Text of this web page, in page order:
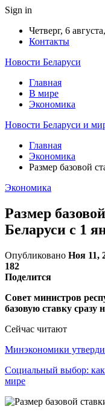
Sign in
Четверг, 6
Контакты
Новости Беларуси
Главная
В мире
Экономика
Новости Беларуси и
Главная
Экономика
Размер базовой
Экономика
Размер
Беларуси с 1
Опубликовано Ноя 11,
182
Поделится
Совет министров
базовую ставку сразу
Сейчас читают
Минэкономики
Социальный выбор:
мире